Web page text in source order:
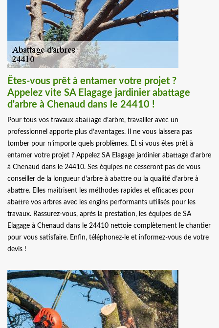
Êtes-vous prêt à entamer votre projet ?
Appelez vite SA Elagage jardinier abattage
d'arbre à Chenaud dans le 24410 !
Pour tous vos travaux abattage d’arbre, travailler avec un
professionnel apporte plus d’avantages. Il ne vous laissera pas
tomber pour n’importe quels problèmes. Et si vous êtes prêt à
entamer votre projet ? Appelez SA Elagage jardinier abattage d'arbre
à Chenaud dans le 24410. Ses équipes ne cesseront pas de vous
conseiller de la longueur d’arbre à abattre ou la qualité d’arbre à
abattre. Elles maitrisent les méthodes rapides et efficaces pour
abattre vos arbres avec les engins performants utilisés pour les
travaux. Rassurez-vous, après la prestation, les équipes de SA
Elagage à Chenaud dans le 24410 nettoie complètement le chantier
pour vous satisfaire. Enfin, téléphonez-le et informez-vous de votre
devis !